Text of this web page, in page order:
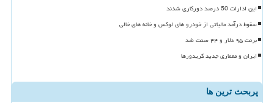
این ادارات 50 درصد دورکاری شدند
سقوط درآمد مالیاتی از خودرو های لوکس و خانه های خالی
برنت ۹۵ دلار و ۴۴ سنت شد
ایران و معماری جدید کریدورها
پربحث ترین ها